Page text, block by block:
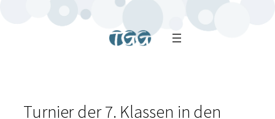
Turnier der 7. Klassen in den